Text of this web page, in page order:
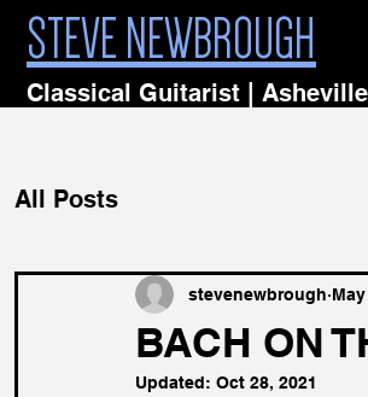
STEVE NEWBROUGH
Classical Guitarist |
All Posts
BACH ON
stevenewbrough
Updated: Oct 28, 2021